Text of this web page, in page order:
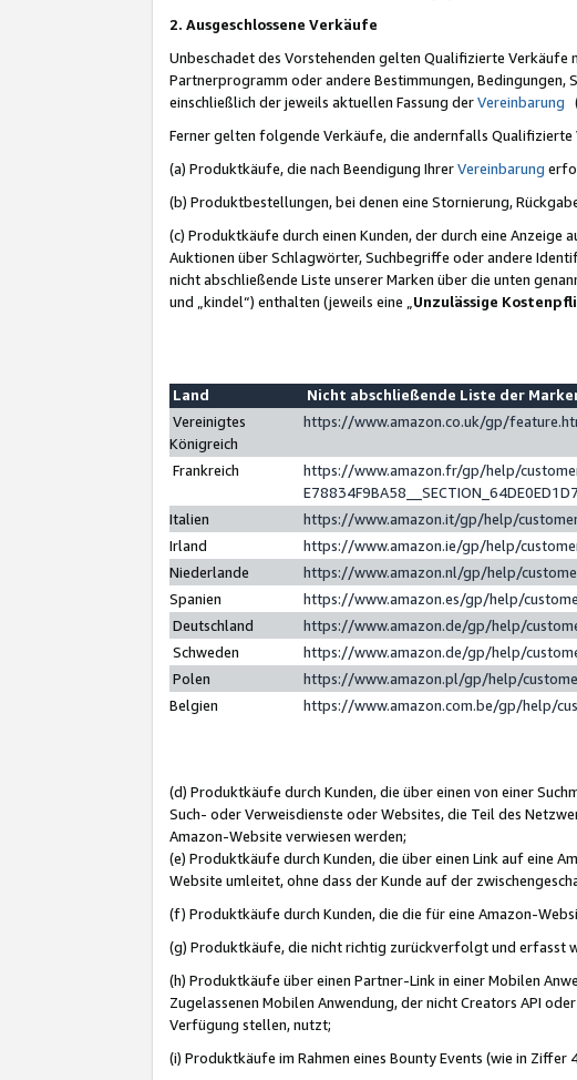
2. Ausgeschlossene Verkäufe
Unbeschadet des Vorstehenden gelten Qualifizierte
Partnerprogramm oder andere Bestimmungen,
einschließlich der jeweils aktuellen Fassung derVereinbarung
Ferner gelten folgende Verkäufe, die andernfalls Qualifizierte
(a) Produktkäufe, die nach Beendigung IhrerVereinbarung
(b) Produktbestellungen, bei denen eine Stornierung,
(c) Produktkäufe durch einen Kunden, der durch eine Anzeige
Auktionen über Schlagwörter, Suchbegriffe oder andere
nicht abschließende Liste unserer Marken über die unten
und „kindel“) enthalten (jeweils eine „ Unzulässige
Land
Nicht abschließende Liste der
Vereinigtes
Königreich
https://www.amazon.co.uk/gp/
Frankreich
https://www.amazon.fr/gp/help/
Italien
https://www.amazon.it/gp/help/
Irland
https://www.amazon.ie/gp/help/
Niederlande
https://www.amazon.nl/gp/help/
Spanien
https://www.amazon.es/gp/help/
Deutschland
https://www.amazon.de/gp/help/
Schweden
https://www.amazon.de/gp/help/
Polen
https://www.amazon.pl/gp/help/
Belgien
https://www.amazon.com.be/gp/help/
(d) Produktkäufe durch Kunden, die über einen von einer
Such- oder Verweisdienste oder Websites, die Teil des
Amazon-Website verwiesen werden;
(e) Produktkäufe durch Kunden, die über einen Link auf eine
Website umleitet, ohne dass der Kunde auf der
(f) Produktkäufe durch Kunden, die die für eine Amazon-
(g) Produktkäufe, die nicht richtig zurückverfolgt und erfasst
(h) Produktkäufe über einen Partner-Link in einer Mobilen
Zugelassenen Mobilen Anwendung, der nicht Creators API
Verfügung stellen, nutzt;
(i) Produktkäufe im Rahmen eines Bounty Events (wie in